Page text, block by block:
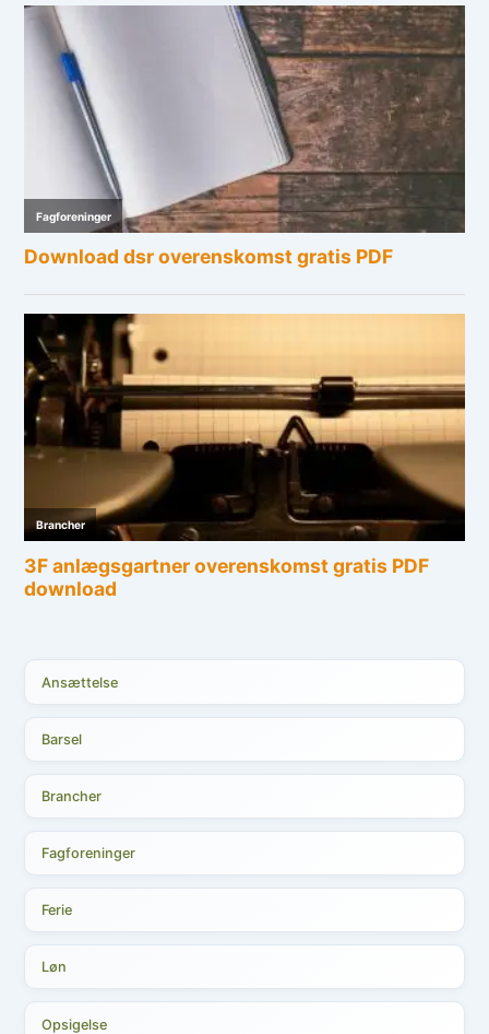
Ansættelse
Barsel
Brancher
Fagforeninger
Ferie
Løn
Opsigelse